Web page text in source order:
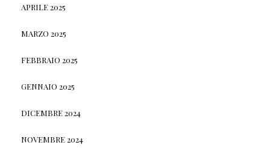
APRILE 2025
MARZO 2025
FEBBRAIO 2025
GENNAIO 2025
DICEMBRE 2024
NOVEMBRE 2024